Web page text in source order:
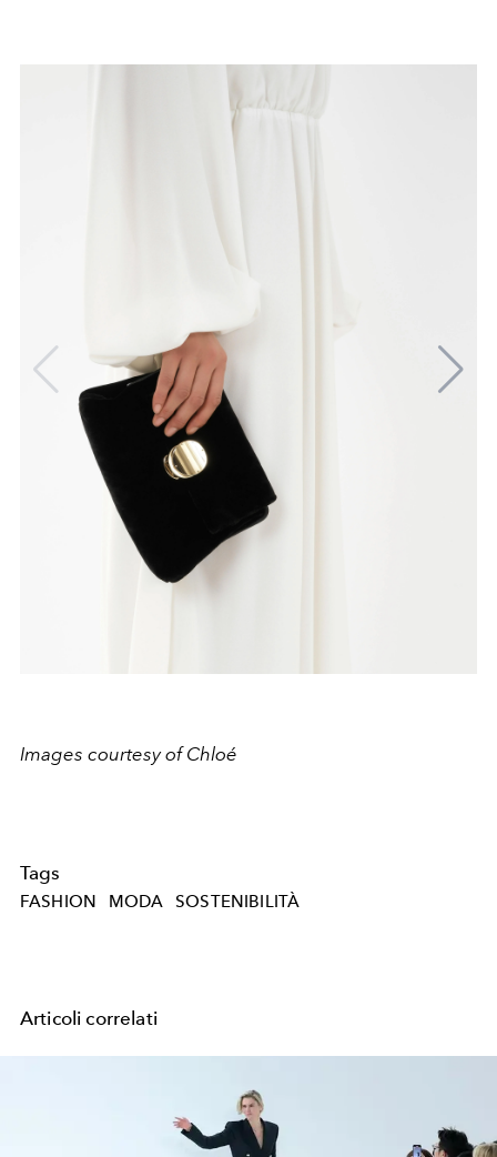
Images courtesy of Chloé
Tags
FASHION MODA SOSTENIBILITÀ
Articoli correlati